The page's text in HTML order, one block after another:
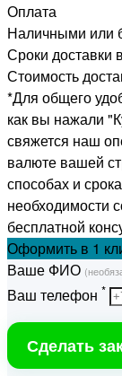
Оплата
Наличными или
Сроки доставки
Стоимость
*Для общего
как вы нажали
свяжется наш
валюте вашей
способах и
необходимости
бесплатной
Оформить в 1
Ваше ФИО
Ваш телефон *
Сделать